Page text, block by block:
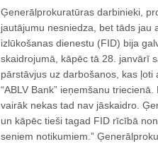
Ģenerālprokuratūras darbinieki,
jautājumu nesniedza, bet tāds jau
izlūkošanas dienestu (FID) bija
skaidrojumā, kāpēc tā 28. janvārī
pārstāvjus uz darbošanos, kas
“ABLV Bank” ieņemšanu
vairāk nekas tad nav jāskaidro.
un kāpēc tieši tagad FID rīcībā
seniem notikumiem.”